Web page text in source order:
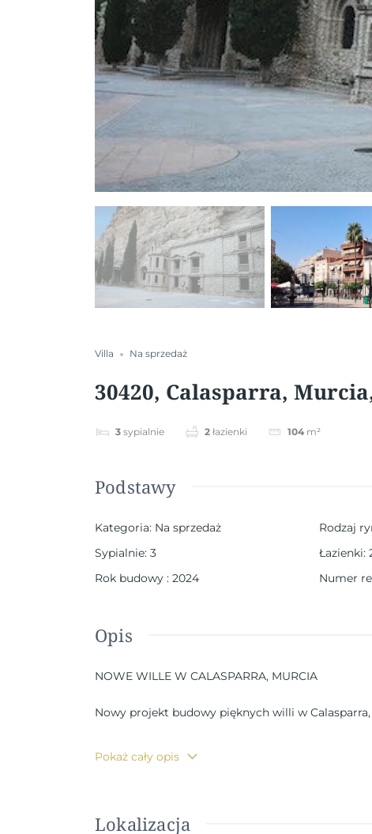
Villa Na sprzedaż
30420, Calasparra,
3 sypialnie 2 łazienki 104 m²
Podstawy
Kategoria: Na sprzedaż Rodzaj
Sypialnie: 3 Łazienki:
Rok budowy : 2024 Numer
Opis
NOWE WILLE W CALASPARRA, MURCIA
Nowy projekt budowy pięknych willi w
Wille te budowane są na działkach o powierzchni
Pokaż cały opis
Lokalizacja